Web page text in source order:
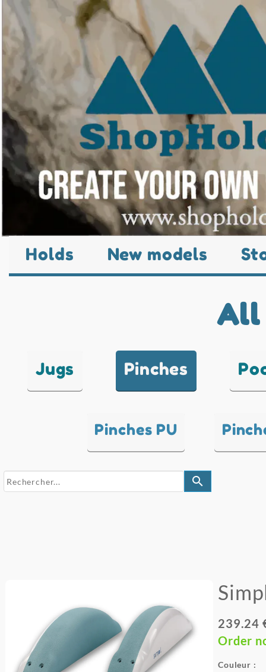
Holds New models
Jugs Pinches
Pinches PU
All
search
239.24
Order
Couleur :